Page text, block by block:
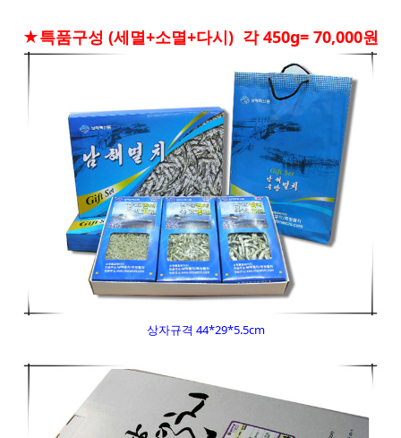
★특품구성 (세멸+소멸+다시) 각 450g= 70,000원
상자규격 44*29*5.5cm